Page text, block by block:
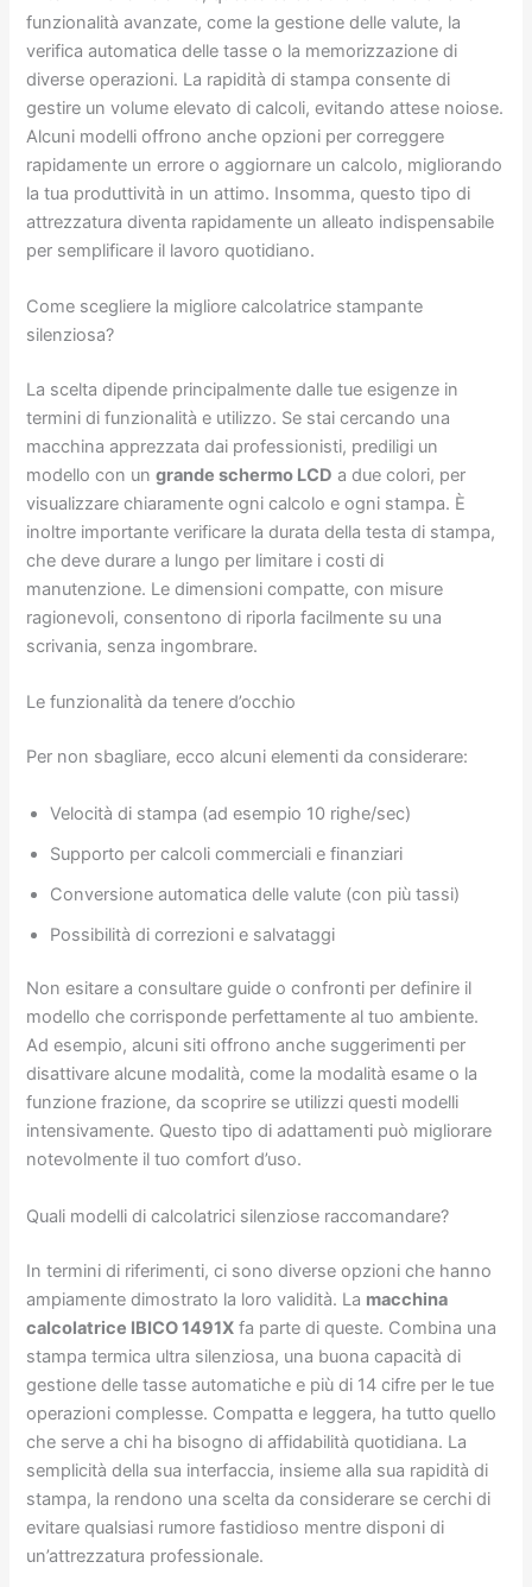
funzionalità avanzate, come la gestione delle valute, la
verifica automatica delle tasse o la memorizzazione di
diverse operazioni. La rapidità di stampa consente di
gestire un volume elevato di calcoli, evitando attese noiose.
Alcuni modelli offrono anche opzioni per correggere
rapidamente un errore o aggiornare un calcolo, migliorando
la tua produttività in un attimo. Insomma, questo tipo di
attrezzatura diventa rapidamente un alleato indispensabile
per semplificare il lavoro quotidiano.
Come scegliere la migliore calcolatrice stampante
silenziosa?
La scelta dipende principalmente dalle tue esigenze in
termini di funzionalità e utilizzo. Se stai cercando una
macchina apprezzata dai professionisti, prediligi un
modello con ungrande schermo LCD a due colori, per
visualizzare chiaramente ogni calcolo e ogni stampa. È
inoltre importante verificare la durata della testa di stampa,
che deve durare a lungo per limitare i costi di
manutenzione. Le dimensioni compatte, con misure
ragionevoli, consentono di riporla facilmente su una
scrivania, senza ingombrare.
Le funzionalità da tenere d’occhio
Per non sbagliare, ecco alcuni elementi da considerare:
Velocità di stampa (ad esempio 10 righe/sec)
Supporto per calcoli commerciali e finanziari
Conversione automatica delle valute (con più tassi)
Possibilità di correzioni e salvataggi
Non esitare a consultare guide o confronti per definire il
modello che corrisponde perfettamente al tuo ambiente.
Ad esempio, alcuni siti offrono anche suggerimenti per
disattivare alcune modalità, come la modalità esame o la
funzione frazione, da scoprire se utilizzi questi modelli
intensivamente. Questo tipo di adattamenti può migliorare
notevolmente il tuo comfort d’uso.
Quali modelli di calcolatrici silenziose raccomandare?
In termini di riferimenti, ci sono diverse opzioni che hanno
ampiamente dimostrato la loro validità. La macchina
calcolatrice IBICO 1491X fa parte di queste. Combina una
stampa termica ultra silenziosa, una buona capacità di
gestione delle tasse automatiche e più di 14 cifre per le tue
operazioni complesse. Compatta e leggera, ha tutto quello
che serve a chi ha bisogno di affidabilità quotidiana. La
semplicità della sua interfaccia, insieme alla sua rapidità di
stampa, la rendono una scelta da considerare se cerchi di
evitare qualsiasi rumore fastidioso mentre disponi di
un’attrezzatura professionale.